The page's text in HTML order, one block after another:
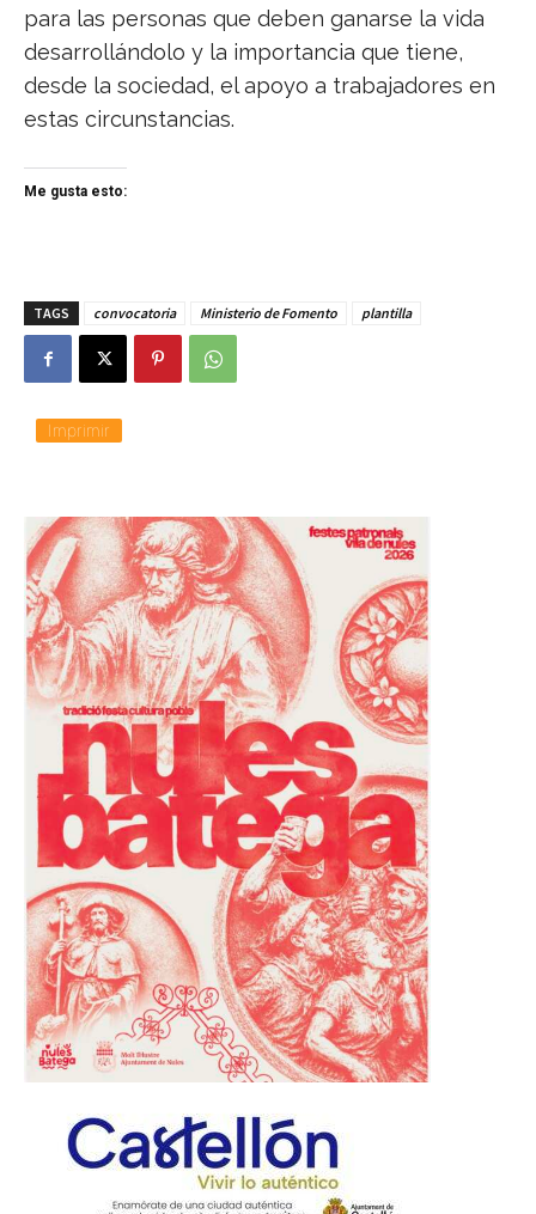
para las personas que deben ganarse la vida
desarrollándolo y la importancia que tiene,
desde la sociedad, el apoyo a trabajadores en
estas circunstancias.
Me gusta esto:
TAGS convocatoria Ministerio de Fomento plantilla
Imprimir